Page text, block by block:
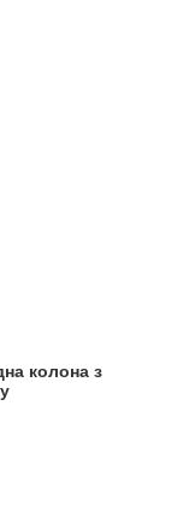
колона з